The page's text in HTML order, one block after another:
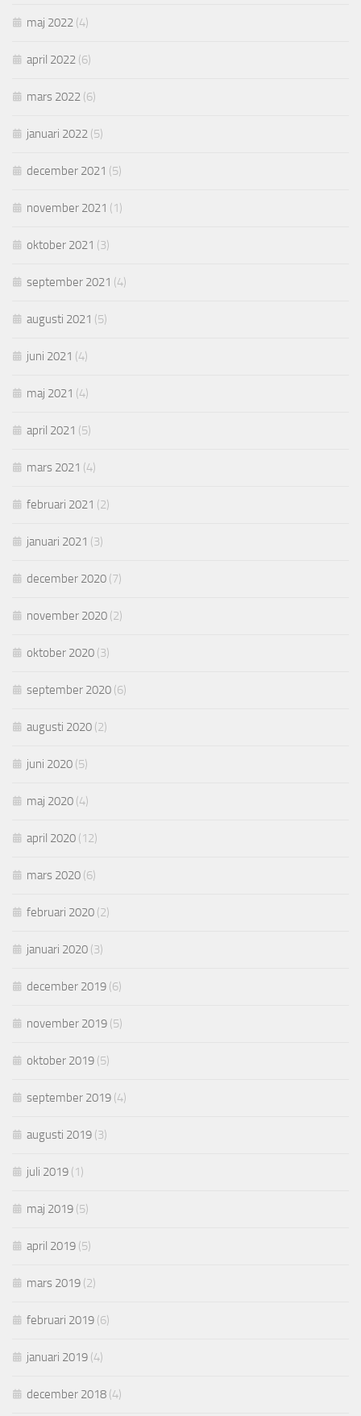
maj 2022 (4)
april 2022 (6)
mars 2022 (6)
januari 2022 (5)
december 2021 (5)
november 2021 (1)
oktober 2021 (3)
september 2021 (4)
augusti 2021 (5)
juni 2021 (4)
maj 2021 (4)
april 2021 (5)
mars 2021 (4)
februari 2021 (2)
januari 2021 (3)
december 2020 (7)
november 2020 (2)
oktober 2020 (3)
september 2020 (6)
augusti 2020 (2)
juni 2020 (5)
maj 2020 (4)
april 2020 (12)
mars 2020 (6)
februari 2020 (2)
januari 2020 (3)
december 2019 (6)
november 2019 (5)
oktober 2019 (5)
september 2019 (4)
augusti 2019 (3)
juli 2019 (1)
maj 2019 (5)
april 2019 (5)
mars 2019 (2)
februari 2019 (6)
januari 2019 (4)
december 2018 (4)